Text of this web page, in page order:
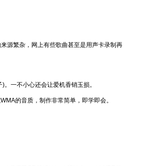
源繁杂，网上有些歌曲甚至是用声卡录制再
一不小心还会让爱机香销玉损。
的音质，制作非常简单，即学即会。